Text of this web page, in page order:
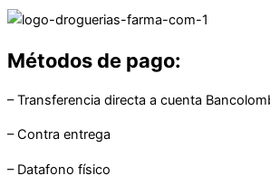
Métodos de pago:
– Transferencia directa a cuenta
– Contra entrega
– Datafono físico